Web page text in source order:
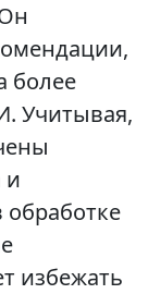
более
Учитывая,
и
обработке
избежать